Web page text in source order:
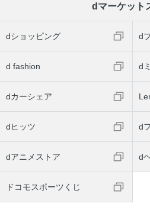
dマーケット
dショッピング d
d fashion d
dカーシェア
dヒッツ d
dアニメストア d
ドコモスポーツくじ